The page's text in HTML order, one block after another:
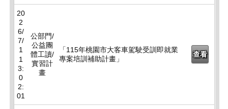
20
2
6/
7/
1
1
3:
0
2:
01
公部門/
公益團
體工讀/
實習計
畫
「115年桃園市大客車駕駛受訓即就業
專案培訓補助計畫」
查看